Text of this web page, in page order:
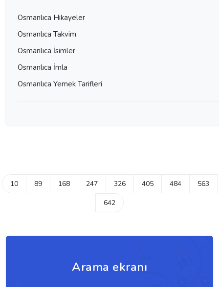
Osmanlıca Hikayeler
Osmanlıca Takvim
Osmanlıca İsimler
Osmanlıca İmla
Osmanlıca Yemek Tarifleri
10 89 168 247 326 405 484 563
642
Arama ekranı